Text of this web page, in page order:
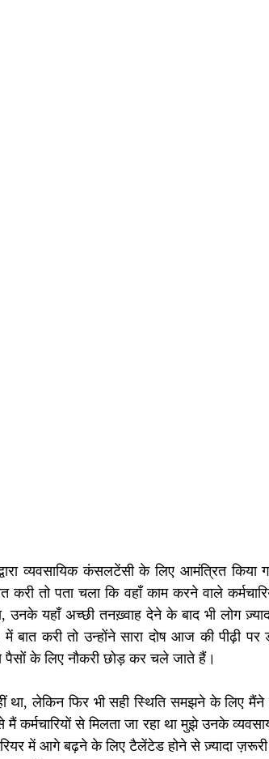
व्यवसायिक कंसलटेंसी के लिए आमंत्रित
करी तो पता चला कि वहाँ काम करने वाले
उनके यहाँ अच्छी तनख़्वाह देने के बाद भी लोग
बात करी तो उन्होंने सारा दोष आज की पीढ़ी
पैसों के लिए नौकरी छोड़ कर चले जाते हैं।
था, लेकिन फिर भी सही स्थिति समझने के लिए
कर्मचारियों से मिलता जा रहा था मुझे उनके
में आगे बढ़ने के लिए टैलेंटेड होने से ज़्यादा ज़रूरी